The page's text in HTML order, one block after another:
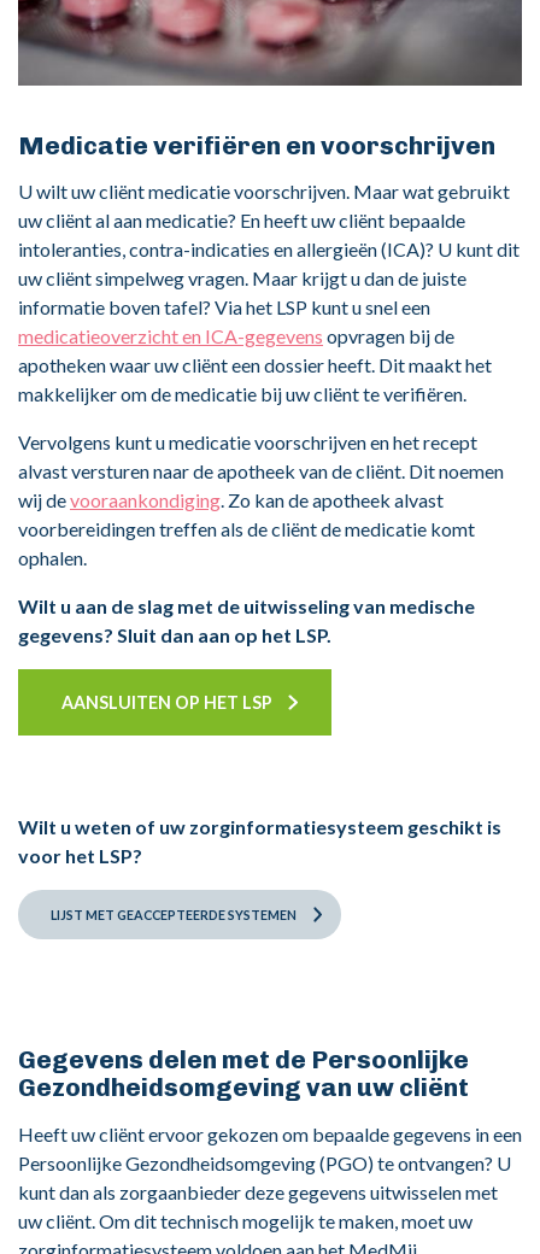
Medicatie verifiëren en voorschrijven
U wilt uw cliënt medicatie voorschrijven. Maar wat gebruikt
uw cliënt al aan medicatie? En heeft uw cliënt bepaalde
intoleranties, contra-indicaties en allergieën (ICA)? U kunt dit
uw cliënt simpelweg vragen. Maar krijgt u dan de juiste
informatie boven tafel? Via het LSP kunt u snel een
medicatieoverzicht en ICA-gegevens opvragen bij de
apotheken waar uw cliënt een dossier heeft. Dit maakt het
makkelijker om de medicatie bij uw cliënt te verifiëren.
Vervolgens kunt u medicatie voorschrijven en het recept
alvast versturen naar de apotheek van de cliënt. Dit noemen
wij devooraankondiging. Zo kan de apotheek alvast
voorbereidingen treffen als de cliënt de medicatie komt
ophalen.
Wilt u aan de slag met de uitwisseling van medische
gegevens? Sluit dan aan op het LSP.
AANSLUITEN OP HET LSP
Wilt u weten of uw zorginformatiesysteem geschikt is
voor het LSP?
LIJST MET GEACCEPTEERDE SYSTEMEN
Gegevens delen met de Persoonlijke
Gezondheidsomgeving van uw cliënt
Heeft uw cliënt ervoor gekozen om bepaalde gegevens in een
Persoonlijke Gezondheidsomgeving (PGO) te ontvangen? U
kunt dan als zorgaanbieder deze gegevens uitwisselen met
uw cliënt. Om dit technisch mogelijk te maken, moet uw